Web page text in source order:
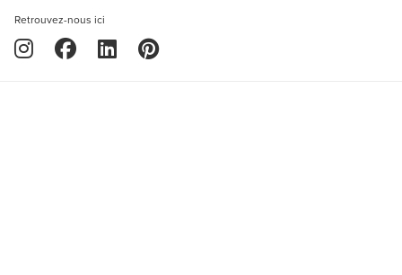
Retrouvez-nous ici